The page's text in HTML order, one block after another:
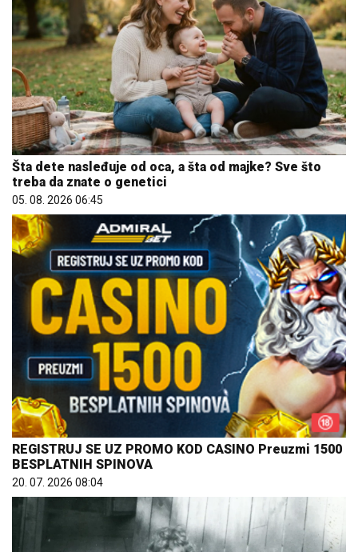
Šta dete nasleđuje od oca, a šta od majke? Sve što
treba da znate o genetici
05. 08. 2026 06:45
REGISTRUJ SE UZ PROMO KOD CASINO Preuzmi 1500
BESPLATNIH SPINOVA
20. 07. 2026 08:04